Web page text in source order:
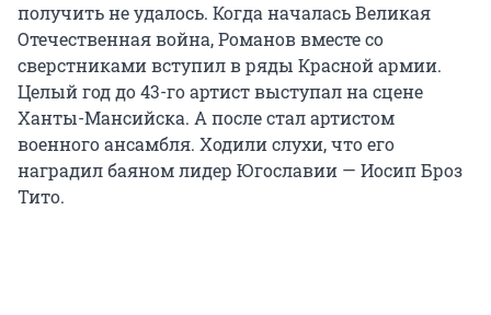
получить не удалось. Когда началась Великая
Отечественная война, Романов вместе со
сверстниками вступил в ряды Красной армии.
Целый год до 43-го артист выступал на сцене
Ханты-Мансийска. А после стал артистом
военного ансамбля. Ходили слухи, что его
наградил баяном лидер Югославии — Иосип Броз
Тито.